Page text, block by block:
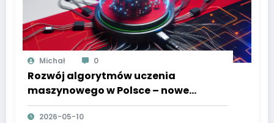
Michał 0
Rozwój algorytmów uczenia
maszynowego w Polsce – nowe
podejścia i przełomowe osiągnięcia
2026-05-10